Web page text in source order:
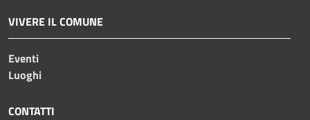
VIVERE IL COMUNE
Eventi
Luoghi
CONTATTI